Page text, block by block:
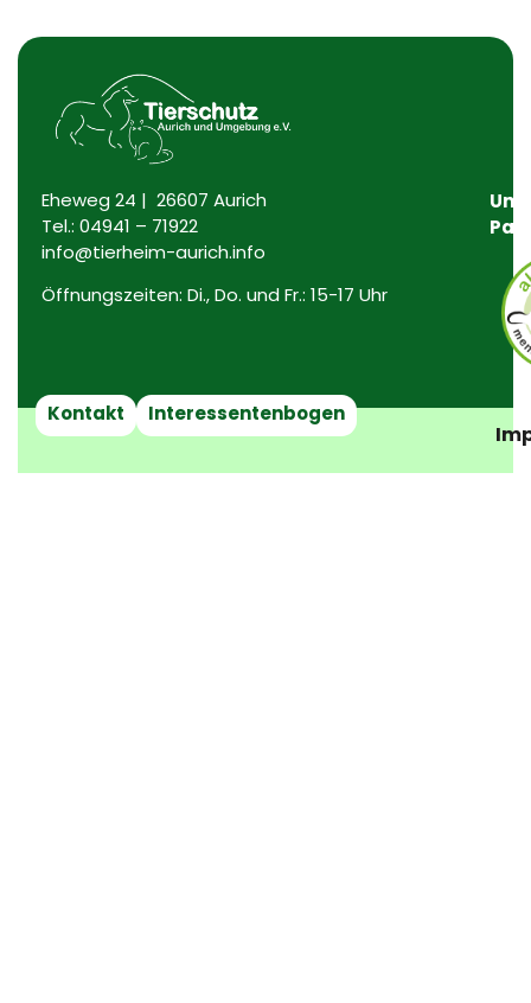
Eheweg 24 | 26607 Aurich
Tel.: 04941 – 71922
info@tierheim-aurich.info
Öffnungszeiten: Di., Do. und Fr.: 15-17 Uhr
Kontakt Interessentenbogen